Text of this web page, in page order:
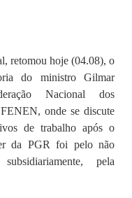
retomou hoje (04.08), o
do ministro Gilmar
Nacional dos
onde se discute
de trabalho após o
da PGR foi pelo não
pela